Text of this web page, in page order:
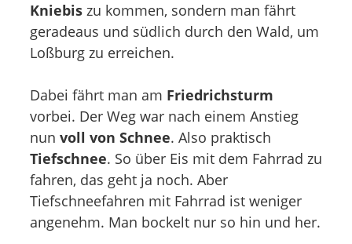
Kniebis zu kommen, sondern man fährt
geradeaus und südlich durch den Wald, um
Loßburg zu erreichen.
Dabei fährt man am Friedrichsturm
vorbei. Der Weg war nach einem Anstieg
nun voll von Schnee. Also praktisch
Tiefschnee. So über Eis mit dem Fahrrad zu
fahren, das geht ja noch. Aber
Tiefschneefahren mit Fahrrad ist weniger
angenehm. Man bockelt nur so hin und her.